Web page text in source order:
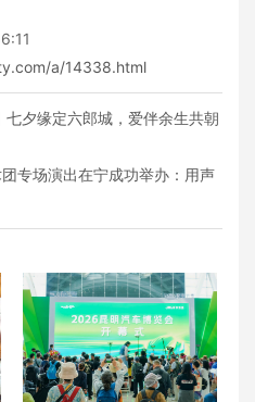
a/14338.html
七夕缘定六郎城，爱伴余生共朝
专场演出在宁成功举办：用声